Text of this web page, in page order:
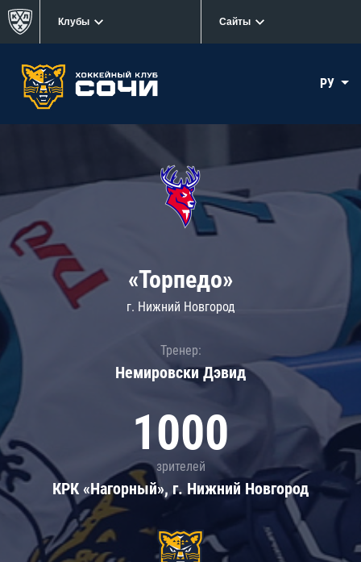
Клубы Сайты
РУ
«Торпедо»
г. Нижний Новгород
Тренер:
Немировски Дэвид
1000
зрителей
КРК «Нагорный», г. Нижний Новгород